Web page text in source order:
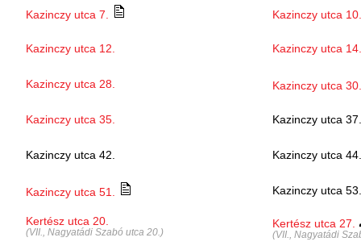
Kazinczy utca 7. Kazinczy utca 10.
Kazinczy utca 12. Kazinczy utca 14.
Kazinczy utca 28. Kazinczy utca 30.
Kazinczy utca 35. Kazinczy utca 37.
Kazinczy utca 42. Kazinczy utca 44.
Kazinczy utca 51. Kazinczy utca 53.
Kertész utca 20.
(VII., Nagyatádi Szabó utca 20.)
Kertész utca 27.
(VII., Nagyatádi